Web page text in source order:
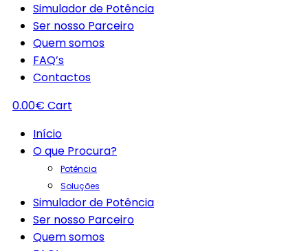
Simulador de Potência
Ser nosso Parceiro
Quem somos
FAQ’s
Contactos
0.00€ Cart
Início
O que Procura?
Potência
Soluções
Simulador de Potência
Ser nosso Parceiro
Quem somos